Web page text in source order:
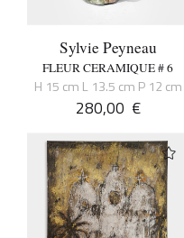
Sylvie Peyneau
FLEUR CERAMIQUE # 6
H 15 cm L 13.5 cm P 12 cm
280,00 €